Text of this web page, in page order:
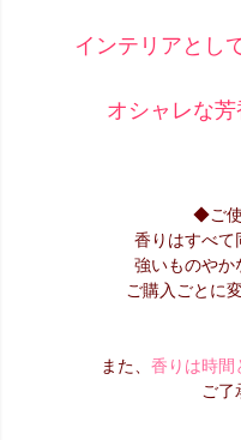
インテリアとし
オシャレな
◆ご
香りはすべて
強いものやか
ご購入ごとに
また、 香りは時間
ご了